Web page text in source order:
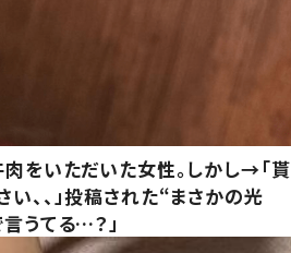
をいただいた女性。しかし→「貰
い、、」投稿された“まさかの光
うてる…？」